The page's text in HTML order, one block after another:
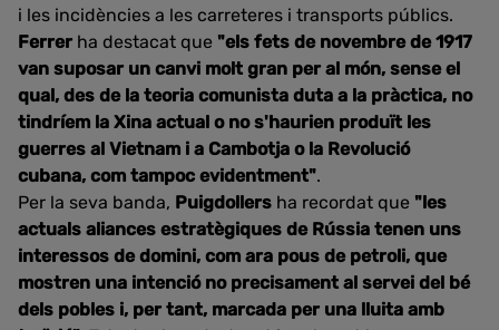
i les incidències a les carreteres i transports públics.
Ferrer ha destacat que "els fets de novembre de 1917
van suposar un canvi molt gran per al món, sense el
qual, des de la teoria comunista duta a la pràctica, no
tindríem la Xina actual o no s'haurien produït les
guerres al Vietnam i a Cambotja o la Revolució
cubana, com tampoc evidentment".
Per la seva banda, Puigdollers ha recordat que "les
actuals aliances estratègiques de Rússia tenen uns
interessos de domini, com ara pous de petroli, que
mostren una intenció no precisament al servei del bé
dels pobles i, per tant, marcada per una lluita amb